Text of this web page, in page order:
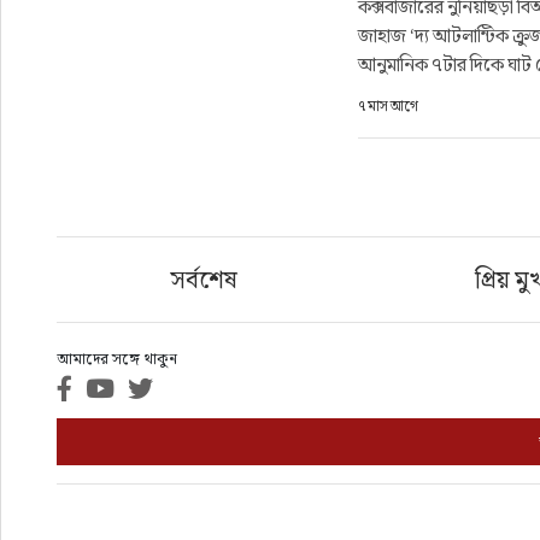
কক্সবাজারের নুনিয়াছড়া
জাহাজ ‘দ্য আটলান্টিক
আনুমানিক ৭টার দিকে ঘাট
৭ মাস আগে
সর্বশেষ প্রিয়
আমাদের সঙ্গে থাকুন